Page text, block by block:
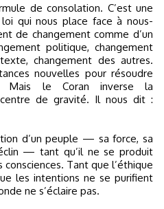
de consolation. C’est une
qui nous place face à nous-
de changement comme d’un
politique, changement
changement des autres.
nouvelles pour résoudre
Mais le Coran inverse la
de gravité. Il nous dit :
d’un peuple — sa force, sa
— tant qu’il ne se produit
Tant que l’éthique
les intentions ne se purifient
ne s’éclaire pas.